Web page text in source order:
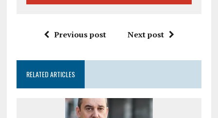
Previous post Next post
RELATED ARTICLES